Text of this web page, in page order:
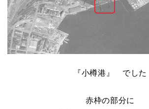
『小樽港』 でした
赤枠の部分に